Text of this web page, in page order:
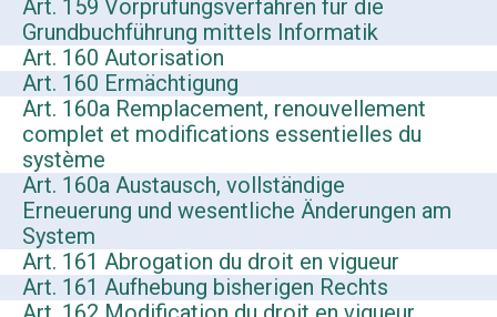
Art. 159 Vorprüfungsverfahren für die
Grundbuchführung mittels Informatik
Art. 160 Autorisation
Art. 160 Ermächtigung
Art. 160a Remplacement, renouvellement
complet et modifications essentielles du
système
Art. 160a Austausch, vollständige
Erneuerung und wesentliche Änderungen am
System
Art. 161 Abrogation du droit en vigueur
Art. 161 Aufhebung bisherigen Rechts